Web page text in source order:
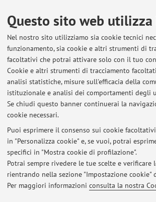
Questo sito web
Nel nostro sito utilizziamo sia cookie tecnici
funzionamento, sia cookie e altri strumenti di
facoltativi che potrai attivare solo con il tuo
Cookie e altri strumenti di tracciamento
analisi statistiche, misure sull'efficacia della
istituzionale e analisi dei comportamenti degli
Se chiudi questo banner continuerai la
cookie necessari.
Puoi esprimere il consenso sui cookie
in "Personalizza cookie" e, se vuoi, potrai
specifici in "Mostra cookie di profilazione".
Potrai sempre rivedere le tue scelte e verificare
rientrando nella sezione "Impostazione cookie"
Per maggiori informazioni consulta la nostra
Tesi di Laurea Magistrale a ciclo
Confronto diagnostico tra lavaggio
brushing bronchiale nei cani con tosse
poliposi gastrica nel cane: clinica,
polipectomia
Valutazione preliminare dell'impiego
enhanced endoscopy nel cane
Ultimi avvisi
Al momento non sono presenti